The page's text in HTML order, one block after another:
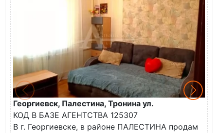
Георгиевск, Палестина, Тронина ул.
КОД В БАЗЕ АГЕНТСТВА 125307
В г. Георгиевске, в районе ПАЛЕСТИНА продам